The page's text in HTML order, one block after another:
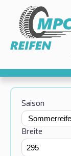
Saison
Breite